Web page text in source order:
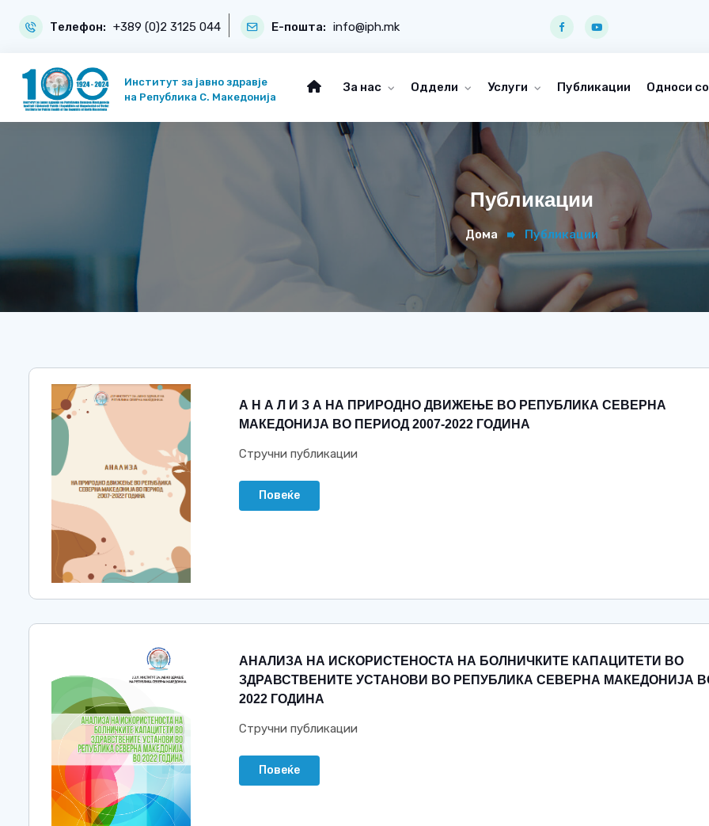
Телефон: +389 (0)2 3125 044 Е-пошта: info@iph.mk
Институт за јавно здравје
на Република С. Македонија
За нас Оддели Услуги Публикации Односи
Публикации
Дома Публикации
А Н А Л И З А НА ПРИРОДНО ДВИЖЕЊЕ ВО РЕПУБЛИКА СЕВEРНА
МАКЕДОНИЈА ВО ПЕРИОД 2007-2022 ГОДИНА
Стручни публикации
Повеќе
АНАЛИЗА НА ИСКОРИСТЕНОСТА НА БОЛНИЧКИТЕ КАПАЦИТЕТИ ВО
ЗДРАВСТВЕНИТЕ УСТАНОВИ ВО РЕПУБЛИКА СЕВЕРНА МАКЕДОНИЈА
2022 ГОДИНА
Стручни публикации
Повеќе